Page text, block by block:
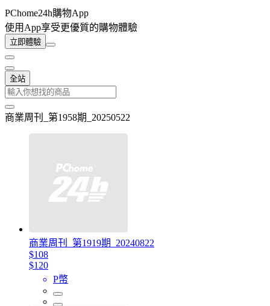
PChome24h購物App
使用App享受更優質的購物體驗
立即體驗
全站
商業周刊_第1958期_20250522
商業周刊_第1919期_20240822
$108
$120
P幣